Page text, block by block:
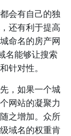
会有自己的独
还有利于提高
命名的房产网
名能够让搜索
针对性。
，如果一个城
网站的凝聚力
之增加。众所
域名的权重肯